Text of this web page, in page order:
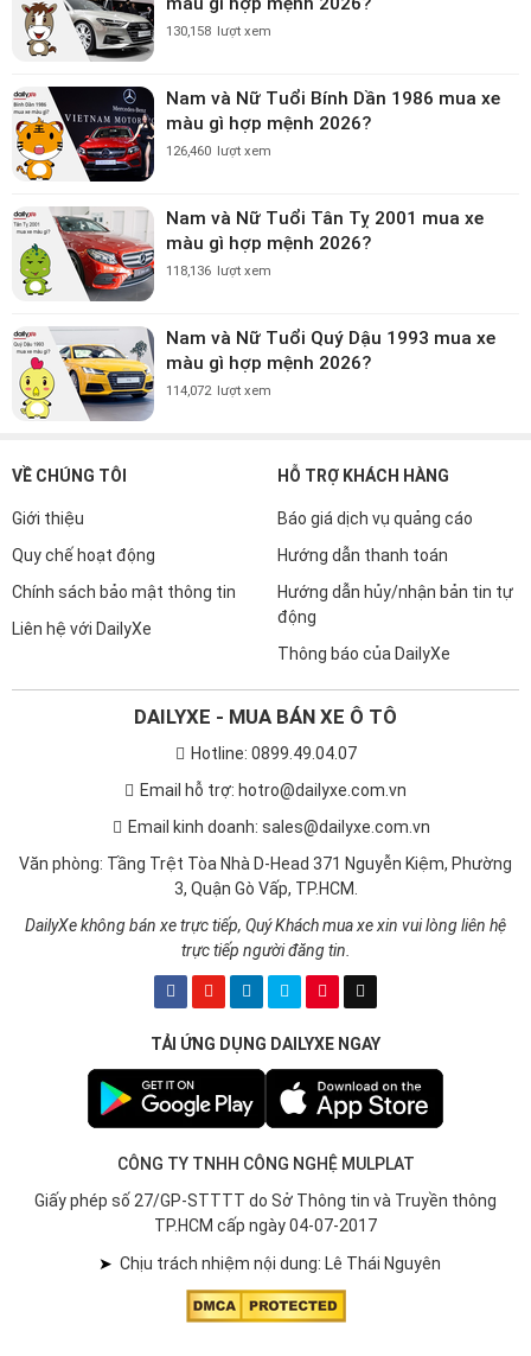
130,158 lượt xem
Nam và Nữ Tuổi Bính Dần 1986 mua xe
màu gì hợp mệnh 2026?
126,460 lượt xem
Nam và Nữ Tuổi Tân Tỵ 2001 mua xe
màu gì hợp mệnh 2026?
118,136 lượt xem
Nam và Nữ Tuổi Quý Dậu 1993 mua xe
màu gì hợp mệnh 2026?
114,072 lượt xem
VỀ CHÚNG TÔI
Giới thiệu
Quy chế hoạt động
Chính sách bảo mật thông tin
Liên hệ với DailyXe
HỖ TRỢ KHÁCH HÀNG
Báo giá dịch vụ quảng cáo
Hướng dẫn thanh toán
Hướng dẫn hủy/nhận bản tin tự
động
Thông báo của DailyXe
DAILYXE - MUA BÁN XE Ô TÔ
Hotline: 0899.49.04.07
Email hỗ trợ: hotro@dailyxe.com.vn
Email kinh doanh: sales@dailyxe.com.vn
Văn phòng: Tầng Trệt Tòa Nhà D-Head 371 Nguyễn Kiệm, Phường
3, Quận Gò Vấp, TP.HCM.
DailyXe không bán xe trực tiếp, Quý Khách mua xe xin vui lòng liên hệ
trực tiếp người đăng tin.
TẢI ỨNG DỤNG DAILYXE NGAY
CÔNG TY TNHH CÔNG NGHỆ MULPLAT
Giấy phép số 27/GP-STTTT do Sở Thông tin và Truyền thông
TP.HCM cấp ngày 04-07-2017
➤ Chịu trách nhiệm nội dung: Lê Thái Nguyên